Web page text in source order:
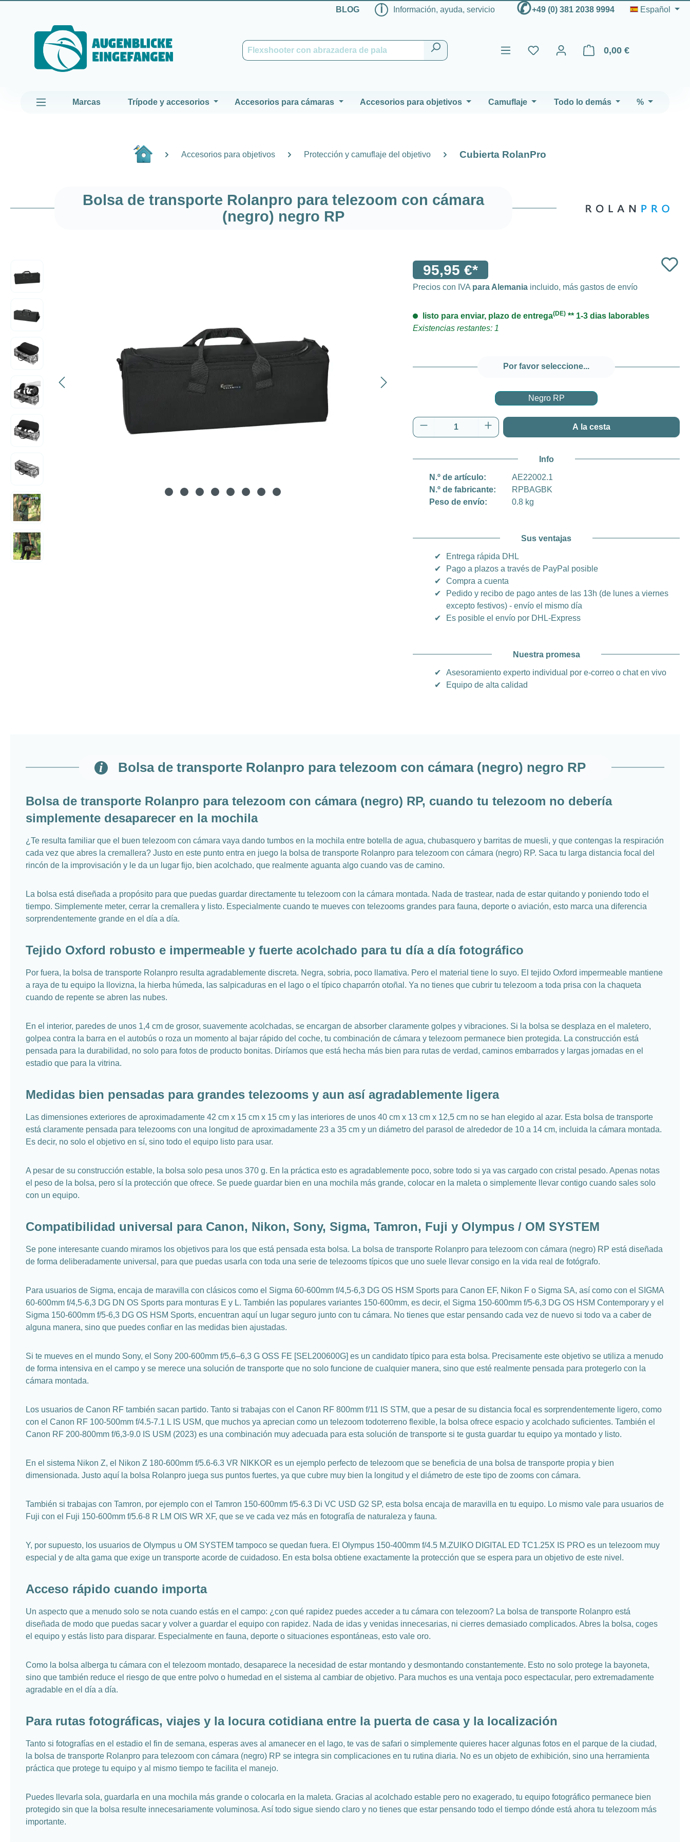
BLOG ℹ Información, ayuda, servicio ✆+49 (0) 381 2038 9994 Español
0,00 €
El carrito de compras
Marcas Trípode y accesorios Accesorios para cámaras Accesorios para objetivos Camuflaje Todo lo demás %
Accesorios para objetivos Protección y camuflaje del objetivo Cubierta RolanPro
Bolsa de transporte Rolanpro para telezoom con cámara
(negro) negro RP
95,95 €*
Precios con IVA para Alemania incluido, más gastos de envío
listo para enviar, plazo de entrega(DE) ** 1-3 dias laborables
Existencias restantes: 1
Por favor seleccione...
Negro RP
Cantidad del producto: introduce la cantidad
A la cesta
Info
N.º de artículo:
AE22002.1
N.º de fabricante:
RPBAGBK
Peso de envío:
0.8 kg
Sus ventajas
✔
Entrega rápida DHL
✔
Pago a plazos a través de PayPal posible
✔
Compra a cuenta
✔
Pedido y recibo de pago antes de las 13h (de lunes a viernes
excepto festivos) - envío el mismo día
✔
Es posible el envío por DHL-Express
Nuestra promesa
✔
Asesoramiento experto individual por e-correo o chat en vivo
✔
Equipo de alta calidad
Bolsa de transporte Rolanpro para telezoom con cámara (negro) negro RP
Bolsa de transporte Rolanpro para telezoom con cámara (negro) RP, cuando tu telezoom no debería
simplemente desaparecer en la mochila
¿Te resulta familiar que el buen telezoom con cámara vaya dando tumbos en la mochila entre botella de agua, chubasquero y barritas de muesli, y que contengas la respiración
cada vez que abres la cremallera? Justo en este punto entra en juego la bolsa de transporte Rolanpro para telezoom con cámara (negro) RP. Saca tu larga distancia focal del
rincón de la improvisación y le da un lugar fijo, bien acolchado, que realmente aguanta algo cuando vas de camino.
La bolsa está diseñada a propósito para que puedas guardar directamente tu telezoom con la cámara montada. Nada de trastear, nada de estar quitando y poniendo todo el
tiempo. Simplemente meter, cerrar la cremallera y listo. Especialmente cuando te mueves con telezooms grandes para fauna, deporte o aviación, esto marca una diferencia
sorprendentemente grande en el día a día.
Tejido Oxford robusto e impermeable y fuerte acolchado para tu día a día fotográfico
Por fuera, la bolsa de transporte Rolanpro resulta agradablemente discreta. Negra, sobria, poco llamativa. Pero el material tiene lo suyo. El tejido Oxford impermeable mantiene
a raya de tu equipo la llovizna, la hierba húmeda, las salpicaduras en el lago o el típico chaparrón otoñal. Ya no tienes que cubrir tu telezoom a toda prisa con la chaqueta
cuando de repente se abren las nubes.
En el interior, paredes de unos 1,4 cm de grosor, suavemente acolchadas, se encargan de absorber claramente golpes y vibraciones. Si la bolsa se desplaza en el maletero,
golpea contra la barra en el autobús o roza un momento al bajar rápido del coche, tu combinación de cámara y telezoom permanece bien protegida. La construcción está
pensada para la durabilidad, no solo para fotos de producto bonitas. Diríamos que está hecha más bien para rutas de verdad, caminos embarrados y largas jornadas en el
estadio que para la vitrina.
Medidas bien pensadas para grandes telezooms y aun así agradablemente ligera
Las dimensiones exteriores de aproximadamente 42 cm x 15 cm x 15 cm y las interiores de unos 40 cm x 13 cm x 12,5 cm no se han elegido al azar. Esta bolsa de transporte
está claramente pensada para telezooms con una longitud de aproximadamente 23 a 35 cm y un diámetro del parasol de alrededor de 10 a 14 cm, incluida la cámara montada.
Es decir, no solo el objetivo en sí, sino todo el equipo listo para usar.
A pesar de su construcción estable, la bolsa solo pesa unos 370 g. En la práctica esto es agradablemente poco, sobre todo si ya vas cargado con cristal pesado. Apenas notas
el peso de la bolsa, pero sí la protección que ofrece. Se puede guardar bien en una mochila más grande, colocar en la maleta o simplemente llevar contigo cuando sales solo
con un equipo.
Compatibilidad universal para Canon, Nikon, Sony, Sigma, Tamron, Fuji y Olympus / OM SYSTEM
Se pone interesante cuando miramos los objetivos para los que está pensada esta bolsa. La bolsa de transporte Rolanpro para telezoom con cámara (negro) RP está diseñada
de forma deliberadamente universal, para que puedas usarla con toda una serie de telezooms típicos que uno suele llevar consigo en la vida real de fotógrafo.
Para usuarios de Sigma, encaja de maravilla con clásicos como el Sigma 60-600mm f/4,5-6,3 DG OS HSM Sports para Canon EF, Nikon F o Sigma SA, así como con el SIGMA
60-600mm f/4,5-6,3 DG DN OS Sports para monturas E y L. También las populares variantes 150-600mm, es decir, el Sigma 150-600mm f/5-6,3 DG OS HSM Contemporary y el
Sigma 150-600mm f/5-6,3 DG OS HSM Sports, encuentran aquí un lugar seguro junto con tu cámara. No tienes que estar pensando cada vez de nuevo si todo va a caber de
alguna manera, sino que puedes confiar en las medidas bien ajustadas.
Si te mueves en el mundo Sony, el Sony 200-600mm f/5,6–6,3 G OSS FE [SEL200600G] es un candidato típico para esta bolsa. Precisamente este objetivo se utiliza a menudo
de forma intensiva en el campo y se merece una solución de transporte que no solo funcione de cualquier manera, sino que esté realmente pensada para protegerlo con la
cámara montada.
Los usuarios de Canon RF también sacan partido. Tanto si trabajas con el Canon RF 800mm f/11 IS STM, que a pesar de su distancia focal es sorprendentemente ligero, como
con el Canon RF 100-500mm f/4.5-7.1 L IS USM, que muchos ya aprecian como un telezoom todoterreno flexible, la bolsa ofrece espacio y acolchado suficientes. También el
Canon RF 200-800mm f/6,3-9.0 IS USM (2023) es una combinación muy adecuada para esta solución de transporte si te gusta guardar tu equipo ya montado y listo.
En el sistema Nikon Z, el Nikon Z 180-600mm f/5.6-6.3 VR NIKKOR es un ejemplo perfecto de telezoom que se beneficia de una bolsa de transporte propia y bien
dimensionada. Justo aquí la bolsa Rolanpro juega sus puntos fuertes, ya que cubre muy bien la longitud y el diámetro de este tipo de zooms con cámara.
También si trabajas con Tamron, por ejemplo con el Tamron 150-600mm f/5-6.3 Di VC USD G2 SP, esta bolsa encaja de maravilla en tu equipo. Lo mismo vale para usuarios de
Fuji con el Fuji 150-600mm f/5.6-8 R LM OIS WR XF, que se ve cada vez más en fotografía de naturaleza y fauna.
Y, por supuesto, los usuarios de Olympus u OM SYSTEM tampoco se quedan fuera. El Olympus 150-400mm f/4.5 M.ZUIKO DIGITAL ED TC1.25X IS PRO es un telezoom muy
especial y de alta gama que exige un transporte acorde de cuidadoso. En esta bolsa obtiene exactamente la protección que se espera para un objetivo de este nivel.
Acceso rápido cuando importa
Un aspecto que a menudo solo se nota cuando estás en el campo: ¿con qué rapidez puedes acceder a tu cámara con telezoom? La bolsa de transporte Rolanpro está
diseñada de modo que puedas sacar y volver a guardar el equipo con rapidez. Nada de idas y venidas innecesarias, ni cierres demasiado complicados. Abres la bolsa, coges
el equipo y estás listo para disparar. Especialmente en fauna, deporte o situaciones espontáneas, esto vale oro.
Como la bolsa alberga tu cámara con el telezoom montado, desaparece la necesidad de estar montando y desmontando constantemente. Esto no solo protege la bayoneta,
sino que también reduce el riesgo de que entre polvo o humedad en el sistema al cambiar de objetivo. Para muchos es una ventaja poco espectacular, pero extremadamente
agradable en el día a día.
Para rutas fotográficas, viajes y la locura cotidiana entre la puerta de casa y la localización
Tanto si fotografías en el estadio el fin de semana, esperas aves al amanecer en el lago, te vas de safari o simplemente quieres hacer algunas fotos en el parque de la ciudad,
la bolsa de transporte Rolanpro para telezoom con cámara (negro) RP se integra sin complicaciones en tu rutina diaria. No es un objeto de exhibición, sino una herramienta
práctica que protege tu equipo y al mismo tiempo te facilita el manejo.
Puedes llevarla sola, guardarla en una mochila más grande o colocarla en la maleta. Gracias al acolchado estable pero no exagerado, tu equipo fotográfico permanece bien
protegido sin que la bolsa resulte innecesariamente voluminosa. Así todo sigue siendo claro y no tienes que estar pensando todo el tiempo dónde está ahora tu telezoom más
importante.